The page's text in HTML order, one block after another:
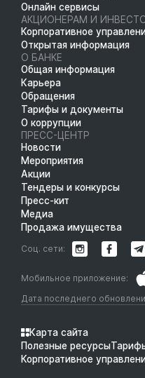
Онлайн сервисы
АКЦИОНЕРАМ И
Корпоративное
Открытая информация
О БАНКЕ
Общая информация
Карьера
Обращения
Тарифы и документы
О коррупции
ПРЕСС-ЦЕНТР
Новости
Мероприятия
Акции
Тендеры и конкурсы
Пресс-кит
Медиа
Продажа имущества
Дата последнего
Мобильное приложение:
Соц. сети:
Карта сайта
Полезные ресурсы
Корпоративное